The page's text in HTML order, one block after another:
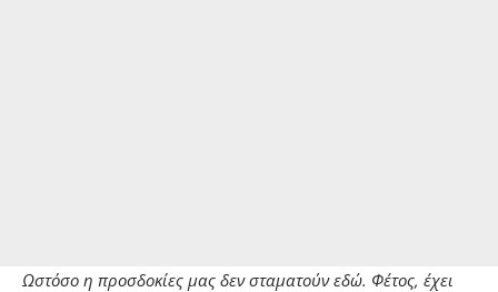
Ωστόσο η προσδοκίες μας δεν σταματούν εδώ. Φέτος, έχει